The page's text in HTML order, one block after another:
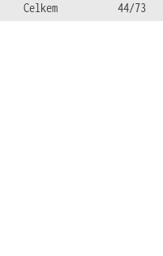
Celkem 44/73